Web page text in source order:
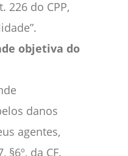
226 do CPP,
objetiva do
danos
agentes,
§6º, da CF.